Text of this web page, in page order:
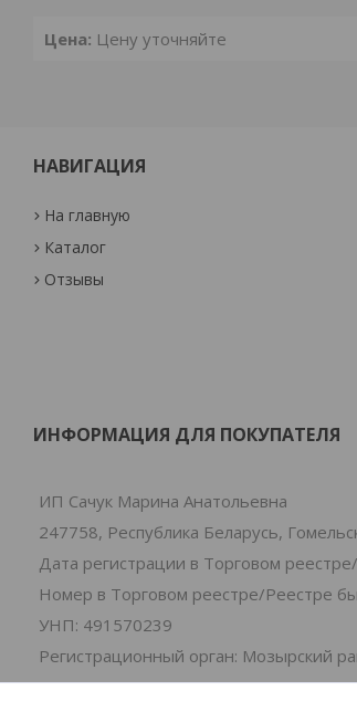
Цена: Цену уточняйте
НАВИГАЦИЯ
На главную
Каталог
Отзывы
ИНФОРМАЦИЯ ДЛЯ ПОКУПАТЕЛЯ
ИП Сачук Марина Анатольевна
247758, Республика Беларусь,
Дата регистрации в Торговом
Номер в Торговом реестре/Реестре
УНП: 491570239
Регистрационный орган: Мозырский
Дата регистрации компании: